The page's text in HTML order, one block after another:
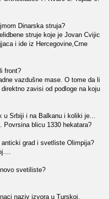
Dinarska struja?
struje koje je Jovan Cvijic
i ide iz Hercegovine,Crne
front?
vazdušne mase. O tome da li
zavisi od podloge na koju
u Srbiji i na Balkanu i koliki je...
Povrsina blicu 1330 hekatara?
grad i svetliste Olimpija?
svetiliste?
naziv izvora u Turskoj,